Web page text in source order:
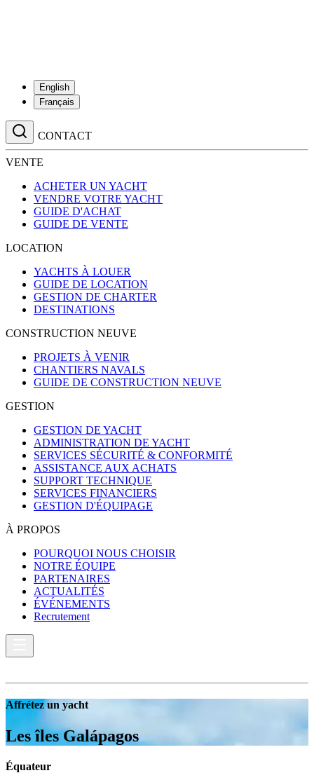
English
Français
CONTACT
VENTE
ACHETER UN YACHT
VENDRE VOTRE YACHT
GUIDE D'ACHAT
GUIDE DE VENTE
LOCATION
YACHTS À LOUER
GUIDE DE LOCATION
GESTION DE CHARTER
DESTINATIONS
CONSTRUCTION NEUVE
PROJETS À VENIR
CHANTIERS NAVALS
GUIDE DE CONSTRUCTION NEUVE
GESTION
GESTION DE YACHT
ADMINISTRATION DE YACHT
SERVICES SÉCURITÉ & CONFORMITÉ
ASSISTANCE AUX ACHATS
SUPPORT TECHNIQUE
SERVICES FINANCIERS
GESTION D'ÉQUIPAGE
À PROPOS
POURQUOI NOUS CHOISIR
NOTRE ÉQUIPE
PARTENAIRES
ACTUALITÉS
ÉVÉNEMENTS
Recrutement
Affrétez un yacht
Les îles Galápagos
Équateur